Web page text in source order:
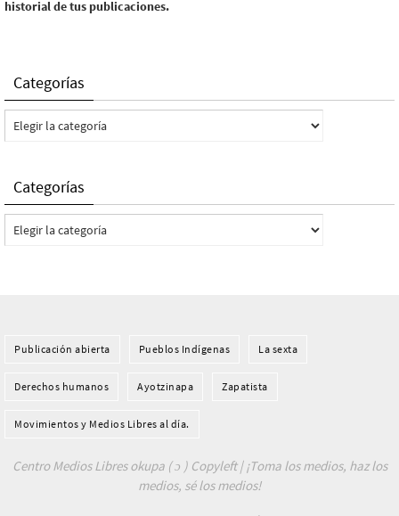
historial de tus publicaciones.
Categorías
Categorías
Categorías
Categorías
Publicación abierta Pueblos Indí­genas La sexta
Derechos humanos Ayotzinapa Zapatista
Movimientos y Medios Libres al día.
Centro Medios Libres okupa ( ɔ ) Copyleft | ¡Toma los medios, haz los
medios, sé los medios!